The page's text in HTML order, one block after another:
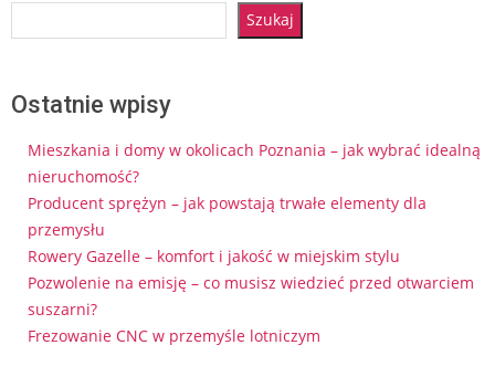
Szukaj
Ostatnie wpisy
Mieszkania i domy w okolicach Poznania – jak wybrać idealną
nieruchomość?
Producent sprężyn – jak powstają trwałe elementy dla
przemysłu
Rowery Gazelle – komfort i jakość w miejskim stylu
Pozwolenie na emisję – co musisz wiedzieć przed otwarciem
suszarni?
Frezowanie CNC w przemyśle lotniczym